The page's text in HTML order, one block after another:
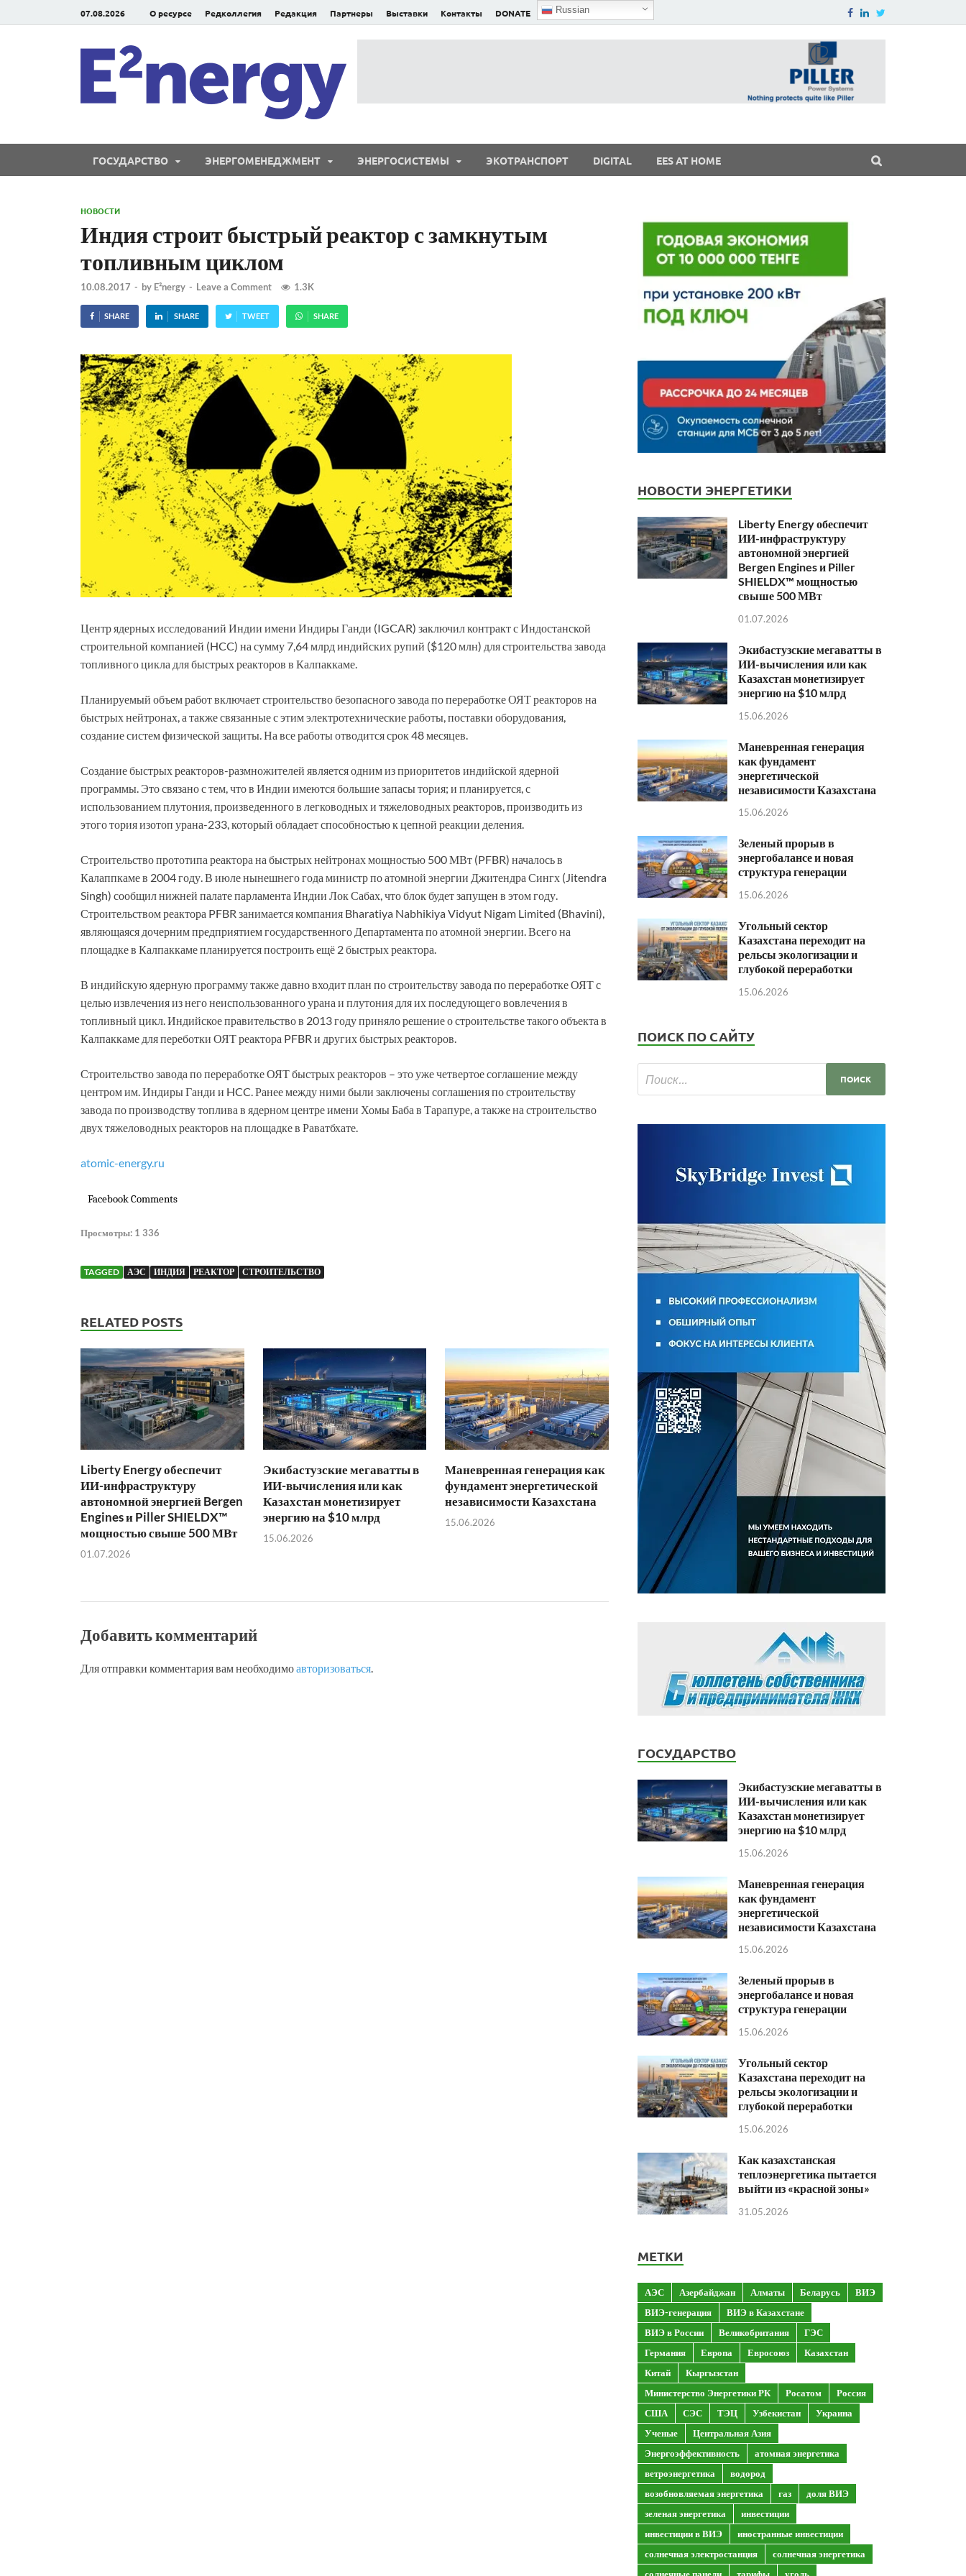
07.08.2026 О ресурсе Редколлегия Редакция Партнеры Выставки Контакты DONATE Russian
ГОСУДАРСТВО ЭНЕРГОМЕНЕДЖМЕНТ ЭНЕРГОСИСТЕМЫ ЭКОТРАНСПОРТ DIGITAL EES AT HOME
НОВОСТИ
Индия строит быстрый реактор с замкнутым
топливным циклом
10.08.2017 - by E²nergy - Leave a Comment 1.3K
SHARE SHARE TWEET SHARE
Центр ядерных исследований Индии имени Индиры Ганди (IGCAR) заключил контракт с Индостанской
строительной компанией (HCC) на сумму 7,64 млрд индийских рупий ($120 млн) для строительства завода
топливного цикла для быстрых реакторов в Калпаккаме.
Планируемый объем работ включает строительство безопасного завода по переработке ОЯТ реакторов на
быстрых нейтронах, а также связанные с этим электротехнические работы, поставки оборудования,
создание систем физической защиты. На все работы отводится срок 48 месяцев.
Создание быстрых реакторов-размножителей является одним из приоритетов индийской ядерной
программы. Это связано с тем, что в Индии имеются большие запасы тория; и планируется, с
использованием плутония, произведенного в легководных и тяжеловодных реакторов, производить из
этого тория изотоп урана-233, который обладает способностью к цепной реакции деления.
Строительство прототипа реактора на быстрых нейтронах мощностью 500 МВт (PFBR) началось в
Калаппкаме в 2004 году. В июле нынешнего года министр по атомной энергии Джитендра Сингх (Jitendra
Singh) сообщил нижней палате парламента Индии Лок Сабах, что блок будет запущен в этом году.
Строительством реактора PFBR занимается компания Bharatiya Nabhikiya Vidyut Nigam Limited (Bhavini),
являющаяся дочерним предприятием государственного Департамента по атомной энергии. Всего на
площадке в Калпаккаме планируется построить ещё 2 быстрых реактора.
В индийскую ядерную программу также давно входит план по строительству завода по переработке ОЯТ с
целью извлечения из него неиспользованного урана и плутония для их последующего вовлечения в
топливный цикл. Индийское правительство в 2013 году приняло решение о строительстве такого объекта в
Калпаккаме для переботки ОЯТ реактора PFBR и других быстрых реакторов.
Строительство завода по переработке ОЯТ быстрых реакторов – это уже четвертое соглашение между
центром им. Индиры Ганди и HCC. Ранее между ними были заключены соглашения по строительству
завода по производству топлива в ядерном центре имени Хомы Баба в Тарапуре, а также на строительство
двух тяжеловодных реакторов на площадке в Раватбхате.
atomic-energy.ru
Facebook Comments
Просмотры: 1 336
TAGGED АЭС ИНДИЯ РЕАКТОР СТРОИТЕЛЬСТВО
RELATED POSTS
Liberty Energy обеспечит
ИИ-инфраструктуру
автономной энергией Bergen
Engines и Piller SHIELDX™
мощностью свыше 500 МВт
01.07.2026
Экибастузские мегаватты в
ИИ-вычисления или как
Казахстан монетизирует
энергию на $10 млрд
15.06.2026
Маневренная генерация как
фундамент энергетической
независимости Казахстана
15.06.2026
Добавить комментарий
Для отправки комментария вам необходимоавторизоваться.
НОВОСТИ ЭНЕРГЕТИКИ
Liberty Energy обеспечит
ИИ-инфраструктуру
автономной энергией
Bergen Engines и Piller
SHIELDX™ мощностью
свыше 500 МВт
01.07.2026
Экибастузские мегаватты в
ИИ-вычисления или как
Казахстан монетизирует
энергию на $10 млрд
15.06.2026
Маневренная генерация
как фундамент
энергетической
независимости Казахстана
15.06.2026
Зеленый прорыв в
энергобалансе и новая
структура генерации
15.06.2026
Угольный сектор
Казахстана переходит на
рельсы экологизации и
глубокой переработки
15.06.2026
ПОИСК ПО САЙТУ
ГОСУДАРСТВО
Экибастузские мегаватты в
ИИ-вычисления или как
Казахстан монетизирует
энергию на $10 млрд
15.06.2026
Маневренная генерация
как фундамент
энергетической
независимости Казахстана
15.06.2026
Зеленый прорыв в
энергобалансе и новая
структура генерации
15.06.2026
Угольный сектор
Казахстана переходит на
рельсы экологизации и
глубокой переработки
15.06.2026
Как казахстанская
теплоэнергетика пытается
выйти из «красной зоны»
31.05.2026
МЕТКИ
АЭС Азербайджан Алматы Беларусь
ВИЭ
ВИЭ-генерация
ВИЭ в Казахстане
ВИЭ в России
Великобритания
ГЭС
Германия
Европа Евросоюз
Казахстан
Китай
Кыргызстан
Министерство Энергетики РК
Росатом
Россия
США
СЭС ТЭЦ Узбекистан
Украина
Ученые
Центральная Азия
Энергоэффективность
атомная энергетика
ветроэнергетика
водород
возобновляемая энергетика
газ
доля ВИЭ
зеленая энергетика
инвестиции
инвестиции в ВИЭ
иностранные инвестиции
солнечная электростанция
солнечная энергетика
солнечные панели
тарифы уголь